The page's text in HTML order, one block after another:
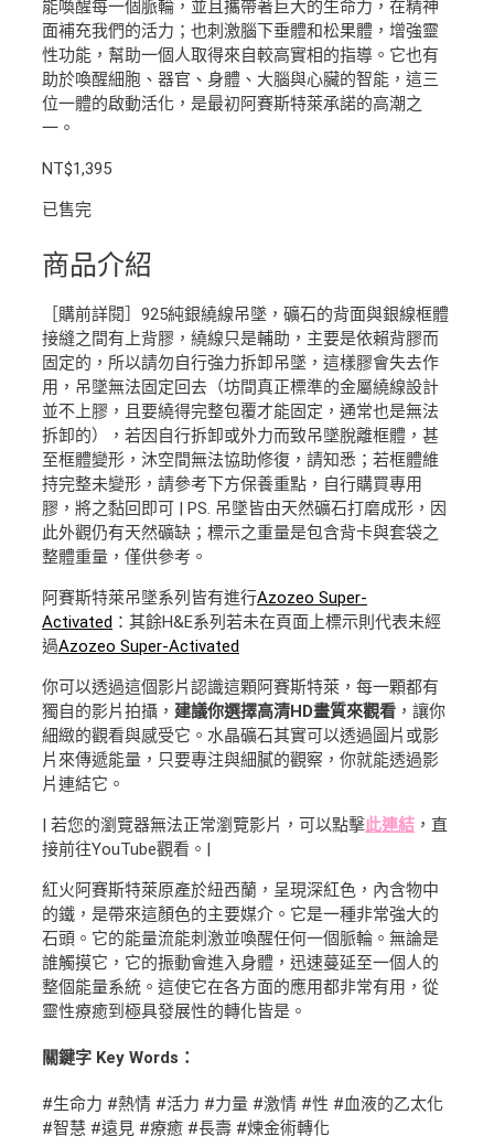
能喚醒每一個脈輪，並且攜帶著巨大的生命力，在精神
面補充我們的活力；也刺激腦下垂體和松果體，增強靈
性功能，幫助一個人取得來自較高實相的指導。它也有
助於喚醒細胞、器官、身體、大腦與心臟的智能，這三
位一體的啟動活化，是最初阿賽斯特萊承諾的高潮之
一。
NT$1,395
已售完
商品介紹
［購前詳閱］925純銀繞線吊墜，礦石的背面與銀線框體
接縫之間有上背膠，繞線只是輔助，主要是依賴背膠而
固定的，所以請勿自行強力拆卸吊墜，這樣膠會失去作
用，吊墜無法固定回去（坊間真正標準的金屬繞線設計
並不上膠，且要繞得完整包覆才能固定，通常也是無法
拆卸的），若因自行拆卸或外力而致吊墜脫離框體，甚
至框體變形，沐空間無法協助修復，請知悉；若框體維
持完整未變形，請參考下方保養重點，自行購買專用
膠，將之黏回即可 | PS. 吊墜皆由天然礦石打磨成形，因
此外觀仍有天然礦缺；標示之重量是包含背卡與套袋之
整體重量，僅供參考。
阿賽斯特萊吊墜系列皆有進行Azozeo Super-
Activated ：其餘H&E系列若未在頁面上標示則代表未經
過Azozeo Super-Activated
你可以透過這個影片認識這顆阿賽斯特萊，每一顆都有
獨自的影片拍攝， 建議你選擇高清HD畫質來觀看 ，讓你
細緻的觀看與感受它。水晶礦石其實可以透過圖片或影
片來傳遞能量，只要專注與細膩的觀察，你就能透過影
片連結它。
| 若您的瀏覽器無法正常瀏覽影片，可以點擊此連結 ，直
接前往YouTube觀看。|
紅火阿賽斯特萊原產於紐西蘭，呈現深紅色，內含物中
的鐵，是帶來這顏色的主要媒介。它是一種非常強大的
石頭。它的能量流能刺激並喚醒任何一個脈輪。無論是
誰觸摸它，它的振動會進入身體，迅速蔓延至一個人的
整個能量系統。這使它在各方面的應用都非常有用，從
靈性療癒到極具發展性的轉化皆是。
關鍵字 Key Words：
#生命力 #熱情 #活力 #力量 #激情 #性 #血液的乙太化
#智慧 #遠見 #療癒 #長壽 #煉金術轉化